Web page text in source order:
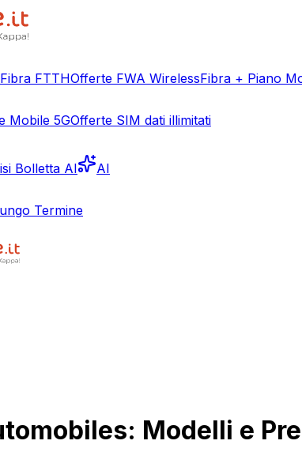
FTTHOfferte FWA WirelessFibra + Piano
Mobile 5GOfferte SIM dati illimitati
Bolletta AI AI
Termine
Modelli e